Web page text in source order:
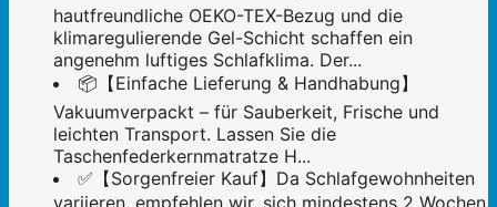
hautfreundliche OEKO-TEX-Bezug und die
klimaregulierende Gel-Schicht schaffen ein
angenehm luftiges Schlafklima. Der...
📦【Einfache Lieferung & Handhabung】
Vakuumverpackt – für Sauberkeit, Frische und
leichten Transport. Lassen Sie die
Taschenfederkernmatratze H...
✅【Sorgenfreier Kauf】Da Schlafgewohnheiten